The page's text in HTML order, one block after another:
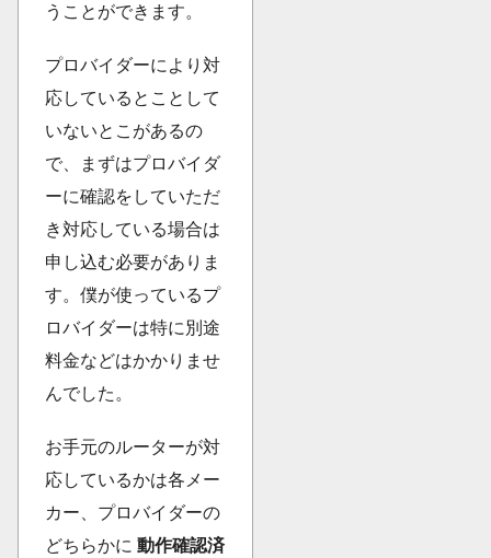
うことができます。
プロバイダーにより対
応しているとことして
いないとこがあるの
で、まずはプロバイダ
ーに確認をしていただ
き対応している場合は
申し込む必要がありま
す。僕が使っているプ
ロバイダーは特に別途
料金などはかかりませ
んでした。
お手元のルーターが対
応しているかは各メー
カー、プロバイダーの
どちらかに 動作確認済